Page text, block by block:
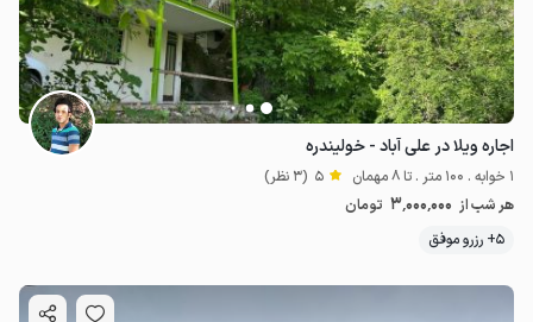
اجاره ویلا در علی آباد - خولیندره
1 خوابه . 100 متر . تا 8 مهمان 5 (3 نظر)
هر شب از 3٬000٬000 تومان
5+ رزرو موفق